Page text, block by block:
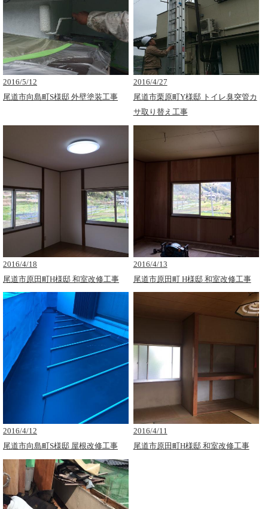
2016/5/12
尾道市向島町S様邸 外壁塗装工事
2016/4/27
尾道市栗原町Y様邸 トイレ臭突管カ
サ取り替え工事
2016/4/18
尾道市原田町H様邸 和室改修工事
2016/4/13
尾道市原田町 H様邸 和室改修工事
2016/4/12
尾道市向島町S様邸 屋根改修工事
2016/4/11
尾道市原田町H様邸 和室改修工事